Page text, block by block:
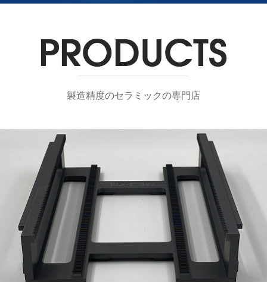
製造精度のセラミックの専門店
SiCウェハボート